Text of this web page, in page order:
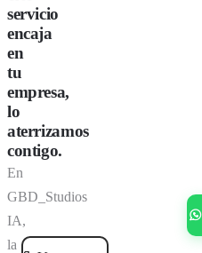
servicio
encaja
en
tu
empresa,
lo
aterrizamos
contigo.
En
GBD_Studios
IA,
la